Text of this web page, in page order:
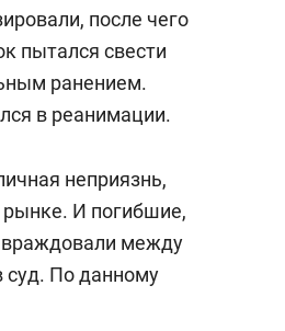
после чего
пытался свести
ранением.
в реанимации.
неприязнь,
рынке. И погибшие,
враждовали между
суд. По данному